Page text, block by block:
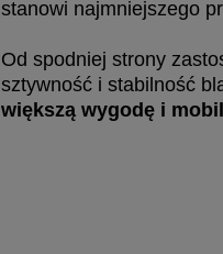
stanowi najmniejszego
Od spodniej strony
sztywność i stabilność
większą wygodę i